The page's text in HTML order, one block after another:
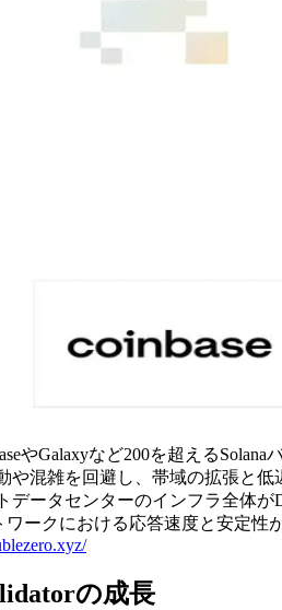
やGalaxyなど200を超える
や混雑を回避し、帯域の拡張と低
データセンターのインフラ全体が
ワークにおける応答速度と安定性
の成長